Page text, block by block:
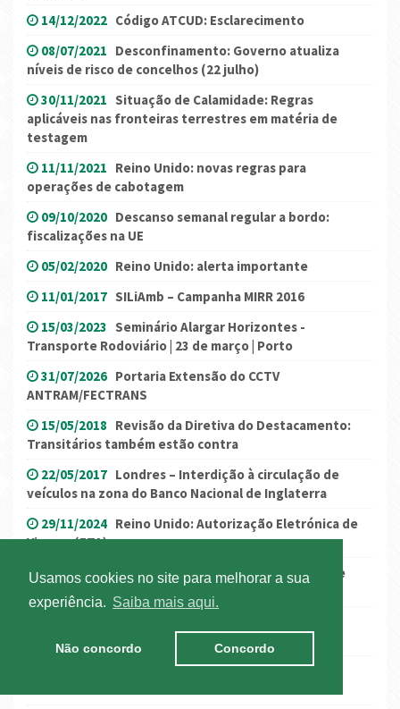
Usamos cookies no site para melhorar a sua
experiência.
Saiba mais aqui.
Não concordo Concordo
14/12/2022 Código ATCUD: Esclarecimento
08/07/2021 Desconfinamento: Governo atualiza
níveis de risco de concelhos (22 julho)
30/11/2021 Situação de Calamidade: Regras
aplicáveis nas fronteiras terrestres em matéria de
testagem
11/11/2021 Reino Unido: novas regras para
operações de cabotagem
09/10/2020 Descanso semanal regular a bordo:
fiscalizações na UE
05/02/2020 Reino Unido: alerta importante
11/01/2017 SILiAmb – Campanha MIRR 2016
15/03/2023 Seminário Alargar Horizontes -
Transporte Rodoviário | 23 de março | Porto
31/07/2026 Portaria Extensão do CCTV
ANTRAM/FECTRANS
15/05/2018 Revisão da Diretiva do Destacamento:
Transitários também estão contra
22/05/2017 Londres – Interdição à circulação de
veículos na zona do Banco Nacional de Inglaterra
29/11/2024 Reino Unido: Autorização Eletrónica de
Viagem (ETA)
08/07/2022 ALERTA! IPAC: Sistema informático de
substituição do Livrete
Alterações Climáticas nos Locais de Trabalho
Noruega: registo de entrada de